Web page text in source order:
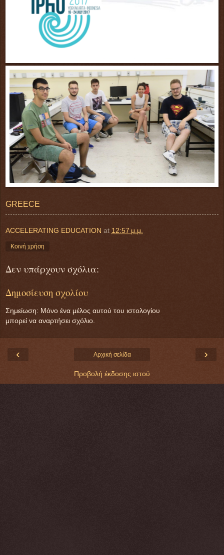
GREECE
ACCELERATING EDUCATION at 12:57 μ.μ.
Κοινή χρήση
Δεν υπάρχουν σχόλια:
Δημοσίευση σχολίου
Σημείωση: Μόνο ένα μέλος αυτού του ιστολογίου
μπορεί να αναρτήσει σχόλιο.
‹ ›
Αρχική σελίδα
Προβολή έκδοσης ιστού